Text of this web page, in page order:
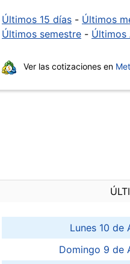
Últimos 15 días - Últimos
Últimos semestre - Últimos
Ver las cotizaciones en
Lunes 10 de
Domingo 9 de